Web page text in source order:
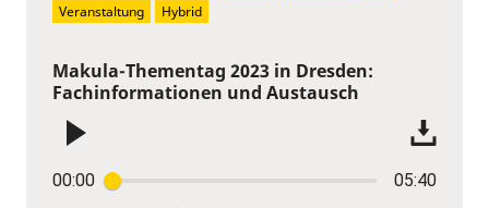
Makula-Thementag 2023 in Dresden:
Fachinformationen und Austausch
00:00 05:40
Veranstaltung
Hybrid